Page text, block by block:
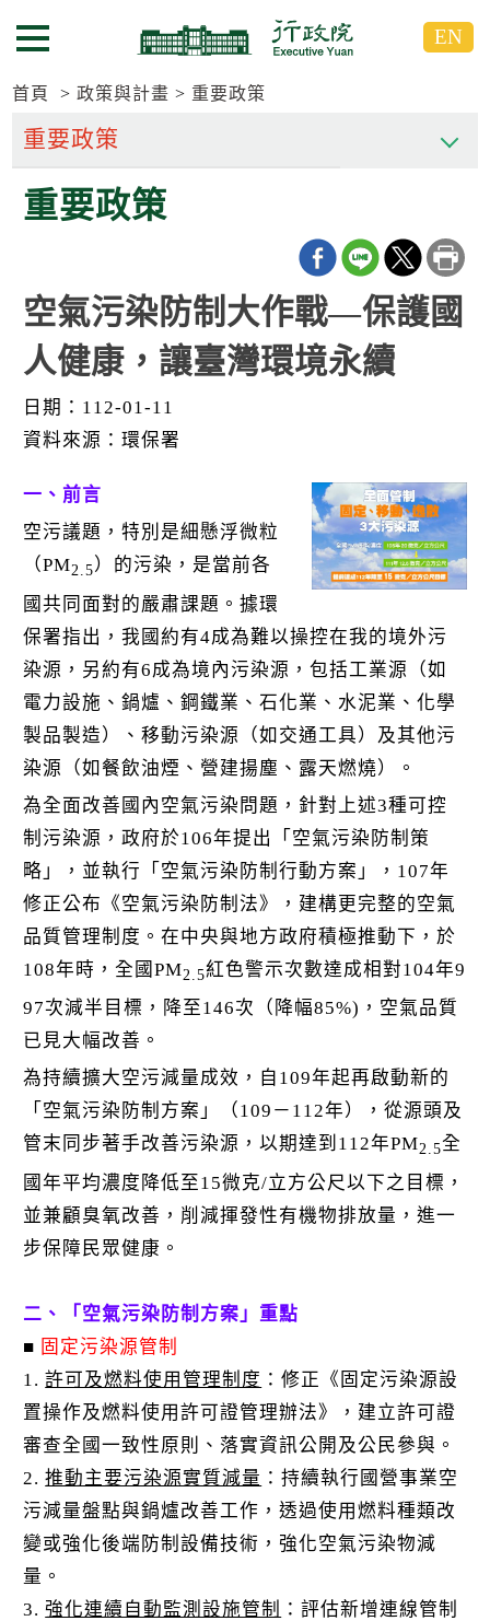
到
要
區
到
要
區
選單按鈕 EN
首頁 政策與計畫 重要政策
重要政策
空氣污染防制大作戰—保護國
人健康，讓臺灣環境永續
日期：112-01-11
資料來源：環保署
一、前言
空污議題，特別是細懸浮微粒
（PM2.5）的污染，是當前各
國共同面對的嚴肅課題。據環
保署指出，我國約有4成為難以操控在我的境外污
染源，另約有6成為境內污染源，包括工業源（如
電力設施、鍋爐、鋼鐵業、石化業、水泥業、化學
製品製造）、移動污染源（如交通工具）及其他污
染源（如餐飲油煙、營建揚塵、露天燃燒）。
為全面改善國內空氣污染問題，針對上述3種可控
制污染源，政府於106年提出「空氣污染防制策
略」，並執行「空氣污染防制行動方案」，107年
修正公布《空氣污染防制法》，建構更完整的空氣
品質管理制度。在中央與地方政府積極推動下，於
108年時，全國PM2.5紅色警示次數達成相對104年9
97次減半目標，降至146次（降幅85%)，空氣品質
已見大幅改善。
為持續擴大空污減量成效，自109年起再啟動新的
「空氣污染防制方案」（109－112年），從源頭及
管末同步著手改善污染源，以期達到112年PM2.5全
國年平均濃度降低至15微克/立方公尺以下之目標，
並兼顧臭氧改善，削減揮發性有機物排放量，進一
步保障民眾健康。
二、「空氣污染防制方案」重點
■ 固定污染源管制
1.許可及燃料使用管理制度 ：修正《固定污染源設
置操作及燃料使用許可證管理辦法》，建立許可證
審查全國一致性原則、落實資訊公開及公民參與。
2.推動主要污染源實質減量 ：持續執行國營事業空
污減量盤點與鍋爐改善工作，透過使用燃料種類改
變或強化後端防制設備技術，強化空氣污染物減
量。
3.強化連續自動監測設施管制
：評估新增連線管制